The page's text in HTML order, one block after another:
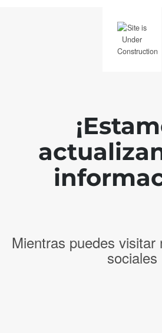
Mientras puedes visitar
sociales